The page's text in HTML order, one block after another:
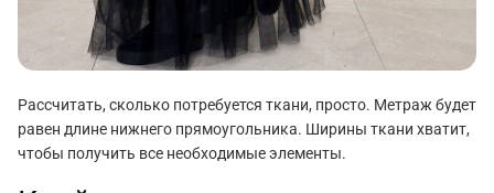
Рассчитать, сколько потребуется ткани, просто. Метраж будет
равен длине нижнего прямоугольника. Ширины ткани хватит,
чтобы получить все необходимые элементы.